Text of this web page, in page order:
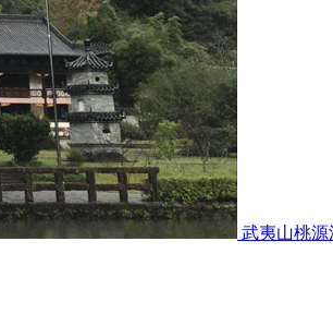
武夷山桃源